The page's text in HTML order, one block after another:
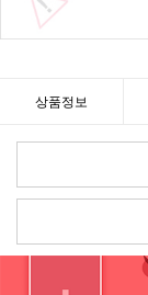
상품정보